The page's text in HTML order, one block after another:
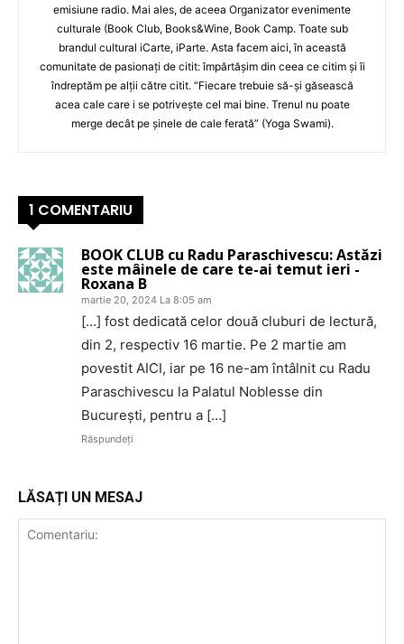
emisiune radio. Mai ales, de aceea Organizator evenimente
culturale (Book Club, Books&Wine, Book Camp. Toate sub
brandul cultural iCarte, iParte. Asta facem aici, în această
comunitate de pasionați de citit: împărtășim din ceea ce citim și îi
îndreptăm pe alții către citit. “Fiecare trebuie să-și găsească
acea cale care i se potrivește cel mai bine. Trenul nu poate
merge decât pe șinele de cale ferată” (Yoga Swami).
1 COMENTARIU
BOOK CLUB cu Radu Paraschivescu: Astăzi
este mâinele de care te-ai temut ieri -
Roxana B
martie 20, 2024 La 8:05 am
[…] fost dedicată celor două cluburi de lectură,
din 2, respectiv 16 martie. Pe 2 martie am
povestit AICI, iar pe 16 ne-am întâlnit cu Radu
Paraschivescu la Palatul Noblesse din
București, pentru a […]
Răspundeți
LĂSAȚI UN MESAJ